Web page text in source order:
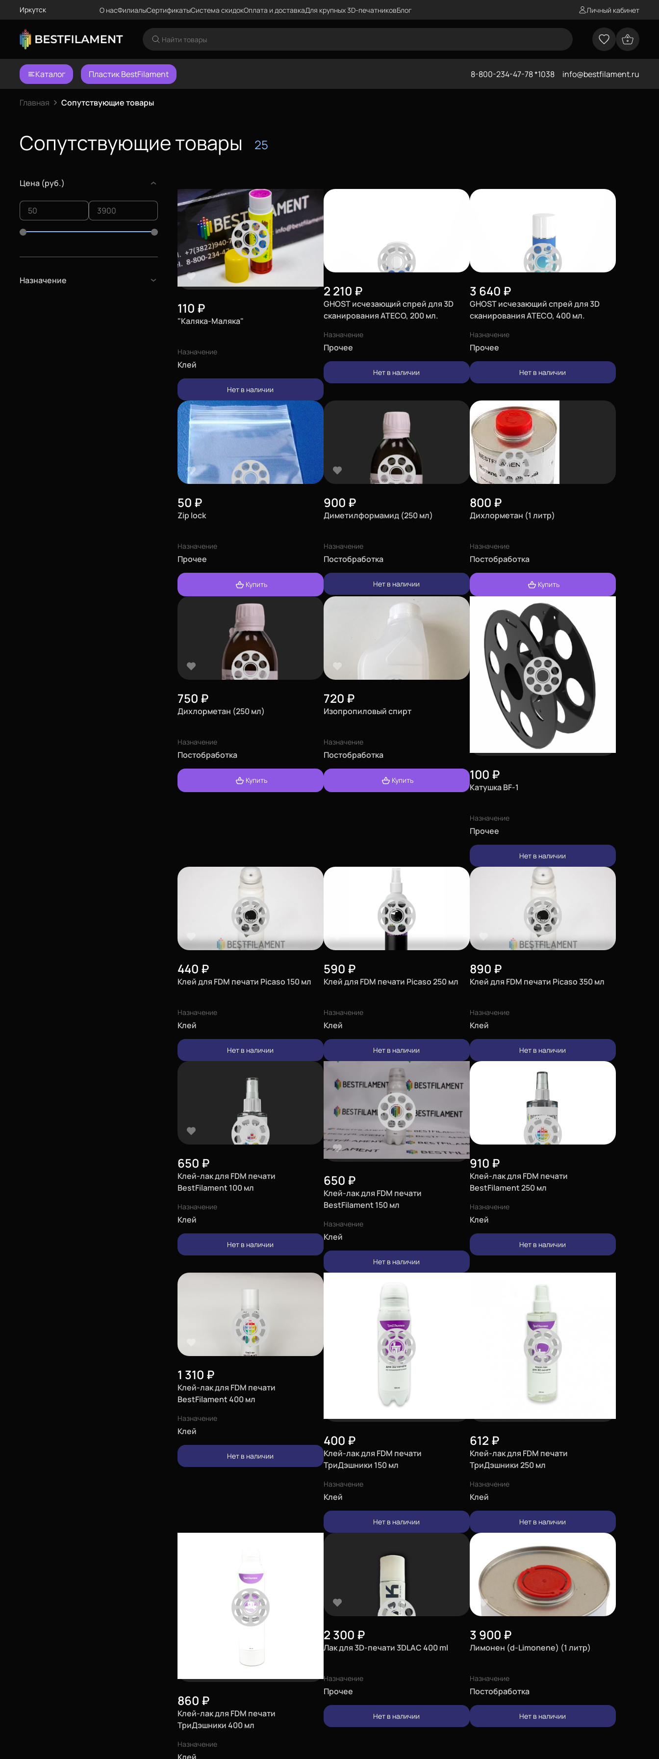
Иркутск О насФилиалыСертификатыСистема скидокОплата и доставкаДля крупных 3D-печатниковБлог Личный кабинет
Каталог Пластик BestFilament 8-800-234-47-78 *1038 info@bestfilament.ru
Главная Сопутствующие товары
Сопутствующие товары 25
Цена (руб.)
Назначение
110 ₽
"Каляка-Маляка"
Назначение
Клей
Нет в наличии
2 210 ₽
GHOST исчезающий спрей для 3D
сканирования ATECO, 200 мл.
Назначение
Прочее
Нет в наличии
3 640 ₽
GHOST исчезающий спрей для 3D
сканирования ATECO, 400 мл.
Назначение
Прочее
Нет в наличии
50 ₽
Zip lock
Назначение
Прочее
Купить
900 ₽
Диметилформамид (250 мл)
Назначение
Постобработка
Нет в наличии
800 ₽
Дихлорметан (1 литр)
Назначение
Постобработка
Купить
750 ₽
Дихлорметан (250 мл)
Назначение
Постобработка
Купить
720 ₽
Изопропиловый спирт
Назначение
Постобработка
Купить 100 ₽
Катушка BF-1
Назначение
Прочее
Нет в наличии
440 ₽
Клей для FDM печати Picaso 150 мл
Назначение
Клей
Нет в наличии
590 ₽
Клей для FDM печати Picaso 250 мл
Назначение
Клей
Нет в наличии
890 ₽
Клей для FDM печати Picaso 350 мл
Назначение
Клей
Нет в наличии
650 ₽
Клей-лак для FDM печати
BestFilament 100 мл
Назначение
Клей
Нет в наличии
650 ₽
Клей-лак для FDM печати
BestFilament 150 мл
Назначение
Клей
Нет в наличии
910 ₽
Клей-лак для FDM печати
BestFilament 250 мл
Назначение
Клей
Нет в наличии
1 310 ₽
Клей-лак для FDM печати
BestFilament 400 мл
Назначение
Клей
Нет в наличии
400 ₽
Клей-лак для FDM печати
ТриДэшники 150 мл
Назначение
Клей
Нет в наличии
612 ₽
Клей-лак для FDM печати
ТриДэшники 250 мл
Назначение
Клей
Нет в наличии
860 ₽
Клей-лак для FDM печати
ТриДэшники 400 мл
Назначение
2 300 ₽
Лак для 3D-печати 3DLAC 400 ml
Назначение
Прочее
Нет в наличии
3 900 ₽
Лимонен (d-Limonene) (1 литр)
Назначение
Постобработка
Нет в наличии